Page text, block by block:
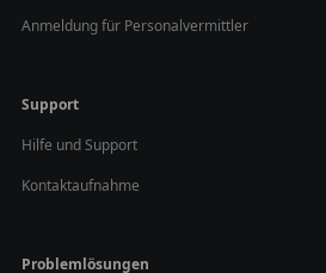
Anmeldung für Personalvermittler
Support
Hilfe und Support
Kontaktaufnahme
Problemlösungen